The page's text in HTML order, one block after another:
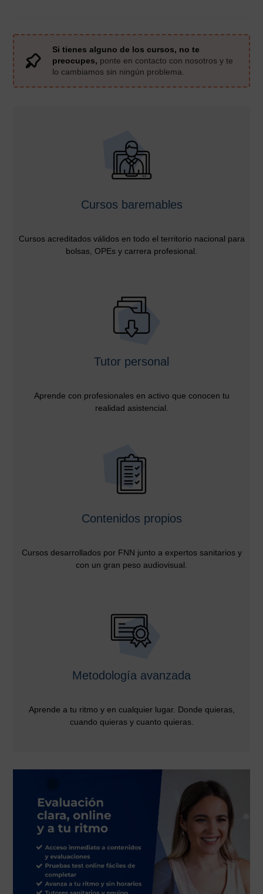
Si tienes alguno de los cursos, no te
preocupes, ponte en contacto con nosotros y te
lo cambiamos sin ningún problema.
Cursos baremables
Cursos acreditados válidos en todo el territorio nacional para
bolsas, OPEs y carrera profesional.
Tutor personal
Aprende con profesionales en activo que conocen tu
realidad asistencial.
Contenidos propios
Cursos desarrollados por FNN junto a expertos sanitarios y
con un gran peso audiovisual.
Metodología avanzada
Aprende a tu ritmo y en cualquier lugar. Donde quieras,
cuando quieras y cuanto quieras.